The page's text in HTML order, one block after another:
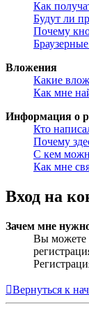
Как
Будут ли
Почему
Вложения
Какие
Как мне
Информация о
Кто
Почему
С кем
Как мне
Вход на
Зачем мне
Вы можете
Вернуться к